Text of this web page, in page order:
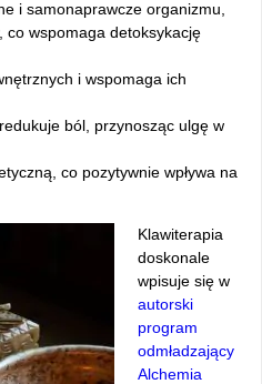
i samonaprawcze organizmu,
co wspomaga detoksykację
i wspomaga ich
ból, przynosząc ulgę w
co pozytywnie wpływa na
Klawiterapia
doskonale
wpisuje się w
autorski
program
odmładzający
Alchemia